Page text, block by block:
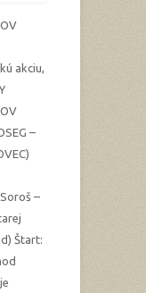
akciu,
–
–
Štart: